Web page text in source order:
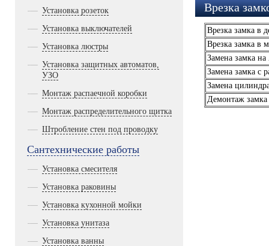
Установка розеток
Установка выключателей
Установка люстры
Установка защитных автоматов,
УЗО
Монтаж распаечной коробки
Монтаж распределительного щитка
Штробление стен под проводку
Сантехнические работы
Установка смесителя
Установка раковины
Установка кухонной мойки
Установка унитаза
Установка ванны
Врезка
Врезка замка в
Врезка замка в
Замена замка
Замена замка с
Замена
Демонтаж замка